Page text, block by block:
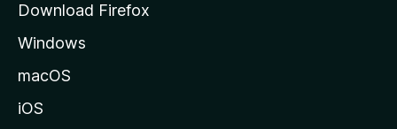
n
k
o
Download Firefox
Windows
macOS
iOS